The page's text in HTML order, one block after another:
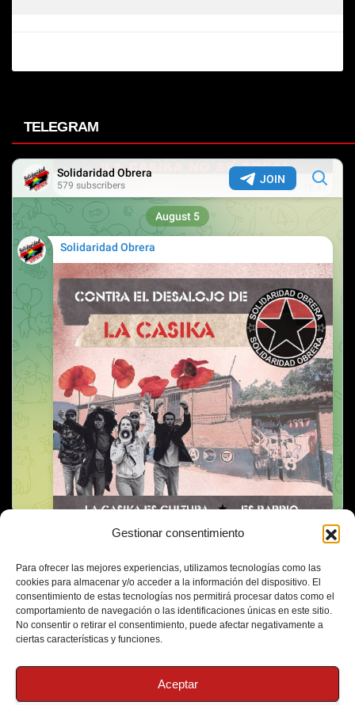
Gestionar consentimiento
Para ofrecer las mejores experiencias, utilizamos tecnologías como las
cookies para almacenar y/o acceder a la información del dispositivo. El
consentimiento de estas tecnologías nos permitirá procesar datos como el
comportamiento de navegación o las identificaciones únicas en este sitio.
No consentir o retirar el consentimiento, puede afectar negativamente a
ciertas características y funciones.
Aceptar
TELEGRAM